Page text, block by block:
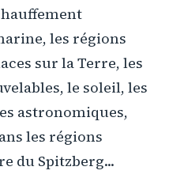
les régions
sur la Terre, les
le soleil, les
astronomiques,
les régions
du Spitzberg...